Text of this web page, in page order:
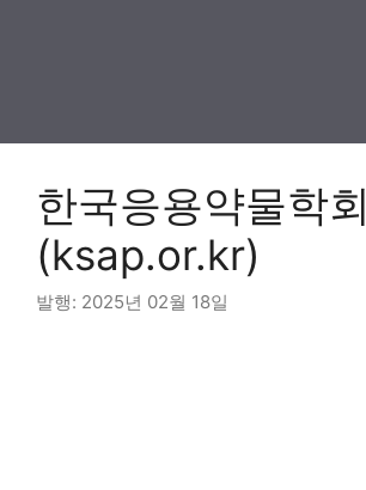
한국응용약물학회
(ksap.or.kr)
2025년 02월 18일